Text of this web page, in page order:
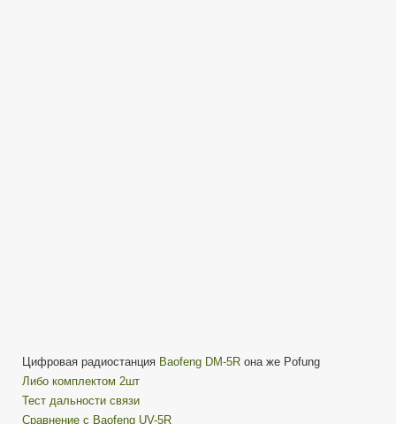
Цифровая радиостанция Baofeng DM-5R она же Pofung
Либо комплектом 2шт
Тест дальности связи
Сравнение с Baofeng UV-5R